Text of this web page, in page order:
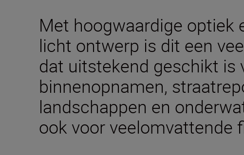
Met hoogwaardige optiek
licht ontwerp is dit een
dat uitstekend geschikt is
binnenopnamen,
landschappen en
ook voor veelomvattende